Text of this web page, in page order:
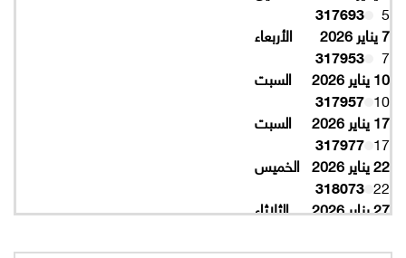
5
317693
7 يناير 2026
الأربعاء
7
317953
10 يناير 2026
السبت
10
317957
17 يناير 2026
السبت
17
317977
22 يناير 2026
الخميس
22
318073
27 يناير 2026
الثلاثاء
10 فبراير 2026
الثلاثاء